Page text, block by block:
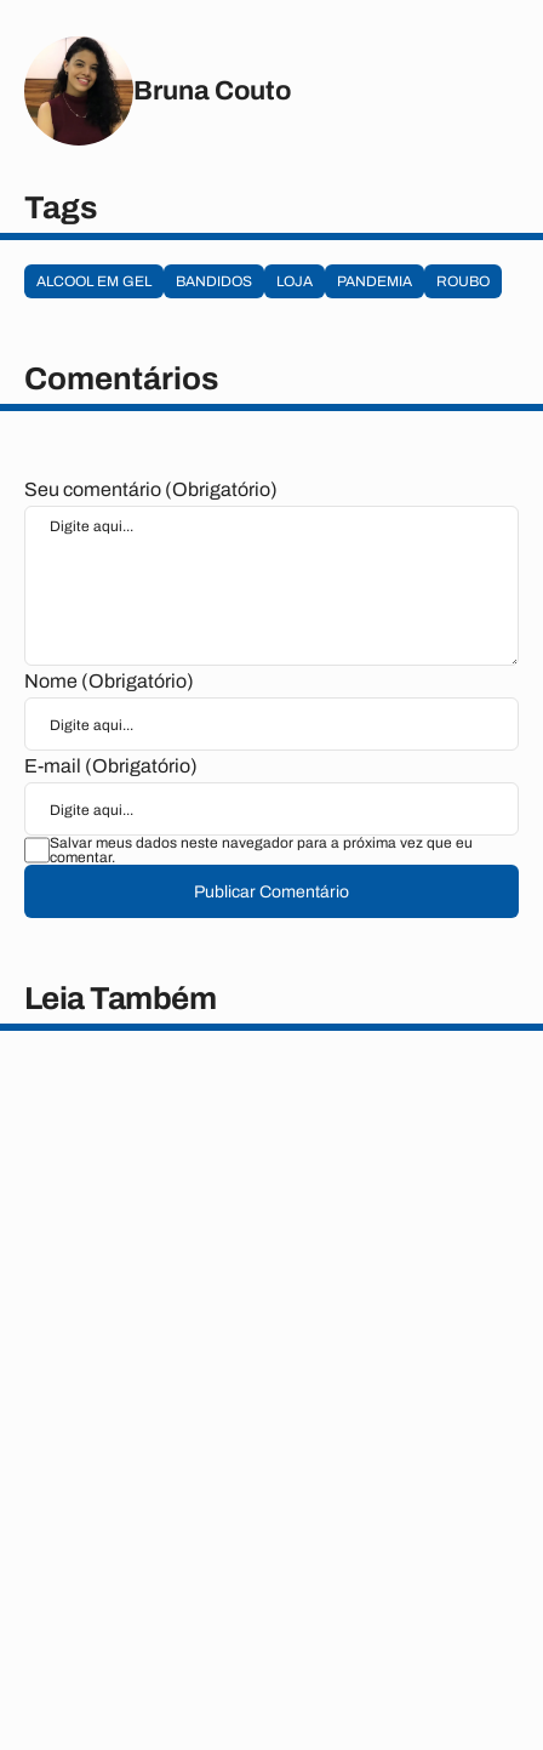
Bruna Couto
Tags
ALCOOL EM GEL BANDIDOS LOJA PANDEMIA ROUBO
Comentários
Seu comentário (Obrigatório)
Nome (Obrigatório)
E-mail (Obrigatório)
Salvar meus dados neste navegador para a próxima vez que eu
comentar.
Publicar Comentário
Leia Também